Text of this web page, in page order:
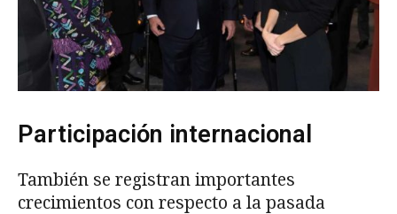
Participación internacional
También se registran importantes
crecimientos con respecto a la pasada